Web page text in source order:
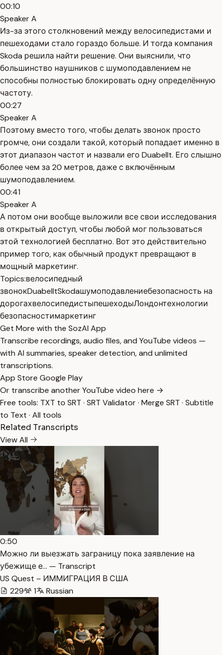
00:10
Speaker A
Из-за этого столкновений между велосипедистами и
пешеходами стало гораздо больше. И тогда компания
Skoda решила найти решение. Они выяснили, что
большинство наушников с шумоподавлением не
способны полностью блокировать одну определённую
частоту.
00:27
Speaker A
Поэтому вместо того, чтобы делать звонок просто
громче, они создали такой, который попадает именно в
этот диапазон частот и назвали его Duabellt. Его слышно
более чем за 20 метров, даже с включённым
шумоподавлением.
00:41
Speaker A
А потом они вообще выложили все свои исследования
в открытый доступ, чтобы любой мог пользоваться
этой технологией бесплатно. Вот это действительно
пример того, как обычный продукт превращают в
мощный маркетинг.
Topics:велосипедный
звонокDuabelltSkodaшумоподавлениебезопасность на
дорогахвелосипедистыпешеходыЛондонтехнологии
безопасностимаркетинг
Get More with the SozAI App
Transcribe recordings, audio files, and YouTube videos —
with AI summaries, speaker detection, and unlimited
transcriptions.
App Store Google Play
Or transcribe another YouTube video here →
Free tools: TXT to SRT · SRT Validator· Merge SRT · Subtitle
to Text · All tools
Related Transcripts
View All
0:50
Можно ли выезжать заграницу пока заявление на
убежище е… — Transcript
US Quest – ИММИГРАЦИЯ В США
229
1 Russian